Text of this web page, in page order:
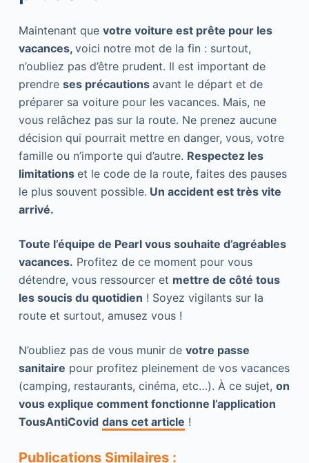
Maintenant que votre voiture est prête pour les
vacances, voici notre mot de la fin : surtout,
n’oubliez pas d’être prudent. Il est important de
prendre ses précautions avant le départ et de
préparer sa voiture pour les vacances. Mais, ne
vous relâchez pas sur la route. Ne prenez aucune
décision qui pourrait mettre en danger, vous, votre
famille ou n’importe qui d’autre. Respectez les
limitations et le code de la route, faites des pauses
le plus souvent possible. Un accident est très vite
arrivé.
Toute l’équipe de Pearl vous souhaite d’agréables
vacances. Profitez de ce moment pour vous
détendre, vous ressourcer et mettre de côté tous
les soucis du quotidien ! Soyez vigilants sur la
route et surtout, amusez vous !
N’oubliez pas de vous munir de votre passe
sanitaire pour profitez pleinement de vos vacances
(camping, restaurants, cinéma, etc…). À ce sujet, on
vous explique comment fonctionne l’application
TousAntiCovid dans cet article !
Publications Similaires :